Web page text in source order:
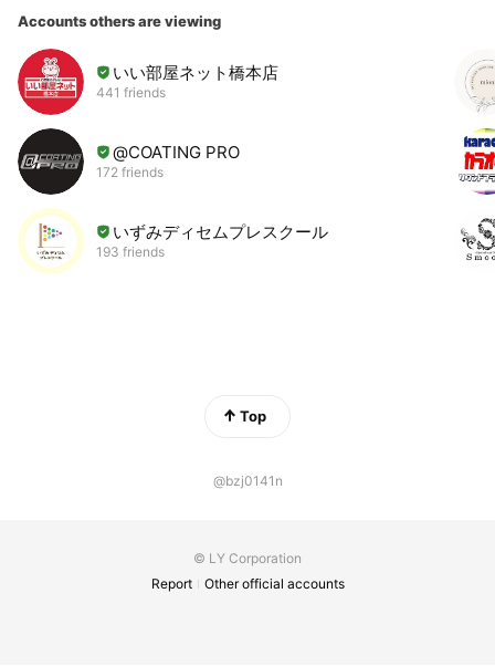
Accounts others are viewing
いい部屋ネット橋本店
441 friends
@COATING PRO
172 friends
いずみディセムプレスクール
193 friends
Top
@bzj0141n
© LY Corporation
Report
Other official accounts